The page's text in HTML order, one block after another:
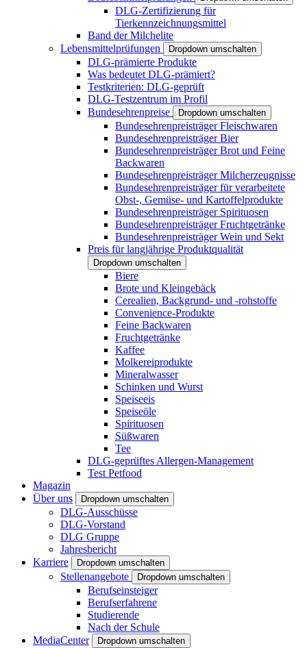
DLG-Zertifizierung für
Tierkennzeichnungsmittel
Band der Milchelite
Lebensmittelprüfungen
Dropdown umschalten
DLG-prämierte Produkte
Was bedeutet DLG-prämiert?
Testkriterien: DLG-geprüft
DLG-Testzentrum im Profil
Bundesehrenpreise
Dropdown umschalten
Bundesehrenpreisträger Fleischwaren
Bundesehrenpreisträger Bier
Bundesehrenpreisträger Brot und Feine
Backwaren
Bundesehrenpreisträger Milcherzeugnisse
Bundesehrenpreisträger für verarbeitete
Obst-, Gemüse- und Kartoffelprodukte
Bundesehrenpreisträger Spirituosen
Bundesehrenpreisträger Fruchtgetränke
Bundesehrenpreisträger Wein und Sekt
Preis für langjährige Produktqualität
Dropdown umschalten
Biere
Brote und Kleingebäck
Cerealien, Backgrund- und -rohstoffe
Convenience-Produkte
Feine Backwaren
Fruchtgetränke
Kaffee
Molkereiprodukte
Mineralwasser
Schinken und Wurst
Speiseeis
Speiseöle
Spirituosen
Süßwaren
Tee
DLG-geprüftes Allergen-Management
Test Petfood
Magazin
Über uns
Dropdown umschalten
DLG-Ausschüsse
DLG-Vorstand
DLG Gruppe
Jahresbericht
Karriere
Dropdown umschalten
Stellenangebote Dropdown umschalten
Berufseinsteiger
Berufserfahrene
Studierende
Nach der Schule
MediaCenter
Dropdown umschalten